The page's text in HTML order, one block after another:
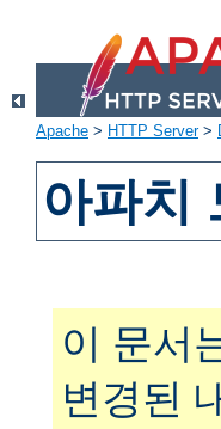
Apache > HTTP Server>
아파치
이 문서
변경된